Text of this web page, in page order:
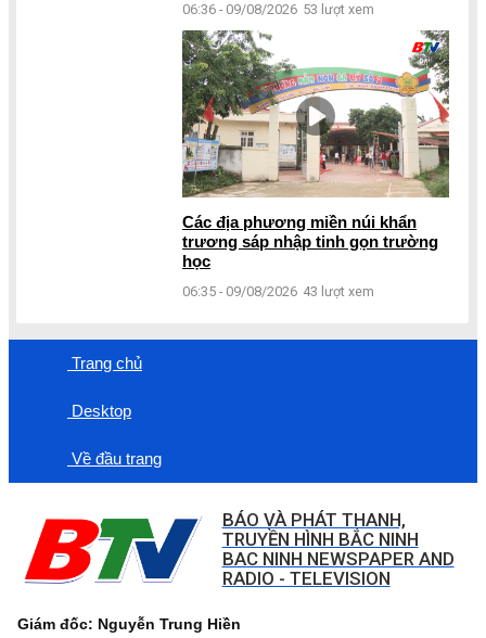
06:36 - 09/08/2026 53 lượt xem
Các địa phương miền núi khẩn
trương sáp nhập tinh gọn trường
học
06:35 - 09/08/2026 43 lượt xem
Trang chủ
Desktop
Về đầu trang
BÁO VÀ PHÁT THANH,
TRUYỀN HÌNH BẮC NINH
BAC NINH NEWSPAPER AND
RADIO - TELEVISION
Giám đốc: Nguyễn Trung Hiền